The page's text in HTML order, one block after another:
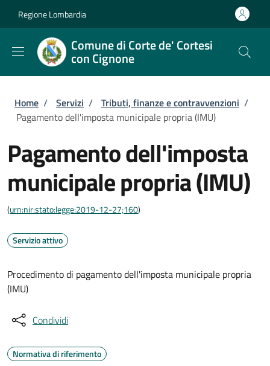
Regione Lombardia
Comune di Corte de' Cortesi
con Cignone
Briciole di pane
Home / Servizi / Tributi, finanze e contravvenzioni /
Pagamento dell'imposta municipale propria (IMU)
Pagamento dell'imposta
municipale propria (IMU)
(urn:nir:stato:legge:2019-12-27;160)
Servizio attivo
Procedimento di pagamento dell'imposta municipale propria
(IMU)
Condividi
Normativa di riferimento